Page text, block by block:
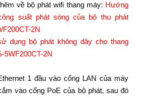
về bộ phát wifi thang máy: Hướng
suất phát sóng của bộ thu phát
2N
dụng bộ phát không dây cho thang
5WF200CT-2N
1 đầu vào cổng LAN của máy
vào cổng PoE của bộ phát, sau đó